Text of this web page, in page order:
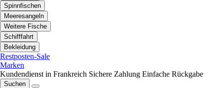
Spinnfischen
Meeresangeln
Weitere Fische
Schifffahrt
Bekleidung
Restposten-Sale
Marken
Kundendienst in Frankreich Sichere Zahlung Einfache Rückgabe
Suchen